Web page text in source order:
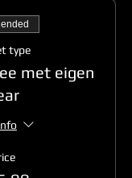
type
met eigen